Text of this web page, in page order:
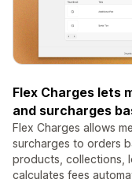
Flex Charges lets
and surcharges
Flex Charges allows
surcharges to orders
products, collections,
calculates fees